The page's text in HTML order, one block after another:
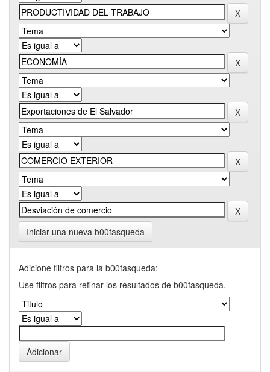
Iniciar una nueva b00fasqueda
Adicione filtros para la b00fasqueda:
Use filtros para refinar los resultados de b00fasqueda.